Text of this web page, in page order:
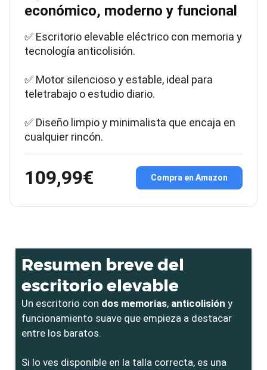
económico, moderno y funcional
✅ Escritorio elevable eléctrico con memoria y
tecnología anticolisión.
✅ Motor silencioso y estable, ideal para
teletrabajo o estudio diario.
✅ Diseño limpio y minimalista que encaja en
cualquier rincón.
109,99€ Compra en Amazon
Resumen breve del
escritorio elevable
Un escritorio con dos memorias, anticolisión y
funcionamiento suave que empieza a destacar
entre los baratos.
Si lo ves disponible en la talla correcta, es una